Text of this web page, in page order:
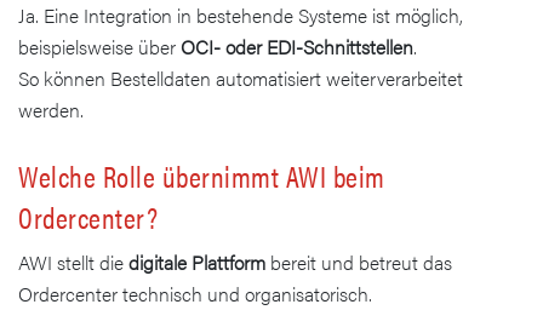
Ja. Eine Integration in bestehende Systeme ist möglich,
beispielsweise über OCI- oder EDI-Schnittstellen.
So können Bestelldaten automatisiert weiterverarbeitet
werden.
Welche Rolle übernimmt AWI beim
Ordercenter?
AWI stellt diedigitale Plattform bereit und betreut das
Ordercenter technisch und organisatorisch.